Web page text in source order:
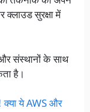
सुरक्षा में
संस्थानों के साथ
है।